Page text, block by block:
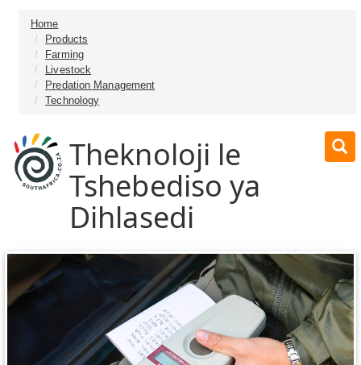
Home
Products
Farming
Livestock
Predation Management
Technology
Theknoloji le
Tshebediso ya
Dihlasedi